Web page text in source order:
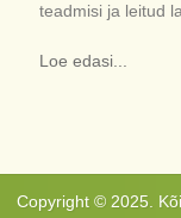
teadmisi ja leitud
Loe edasi...
Copyright © 2025.